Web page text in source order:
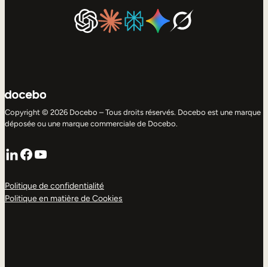
Copyright © 2026 Docebo – Tous droits réservés. Docebo est une marque
déposée ou une marque commerciale de Docebo.
LinkedIn
Facebook
YouTube
Politique de confidentialité
Politique en matière de Cookies